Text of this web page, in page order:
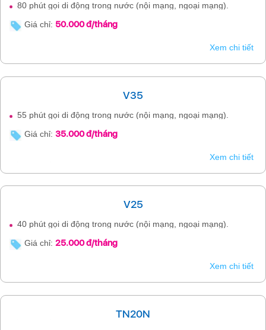
80 phút gọi di động trong nước (nội mạng, ngoại mạng).
Giá chỉ: 50.000 đ/tháng
Xem chi tiết
V35
55 phút gọi di động trong nước (nội mạng, ngoại mạng).
Giá chỉ: 35.000 đ/tháng
Xem chi tiết
V25
40 phút gọi di động trong nước (nội mạng, ngoại mạng).
Giá chỉ: 25.000 đ/tháng
Xem chi tiết
TN20N